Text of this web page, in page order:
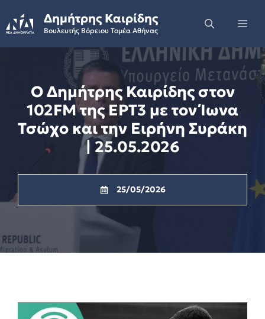
to
content
Δημήτρης Καιρίδης
Βουλευτής Βόρειου Τομέα Αθήνας
Ο Δημήτρης Καιρίδης στον
102FM της ΕΡΤ3 με τον Ίωνα
Τσώχο και την Ειρήνη Συράκη
| 25.05.2026
25/05/2026